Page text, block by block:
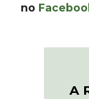
no
A